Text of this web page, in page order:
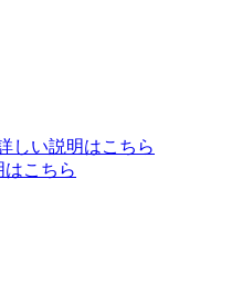
しい説明はこちら
こちら